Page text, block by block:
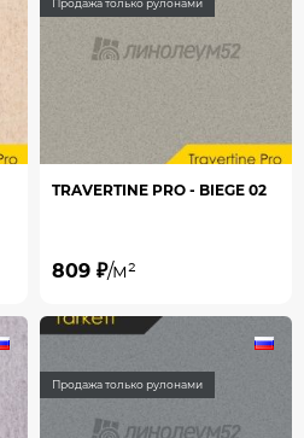
Продажа только рулонами
TRAVERTINE PRO - BIEGE 02
809 ₽/м²
Продажа только рулонами